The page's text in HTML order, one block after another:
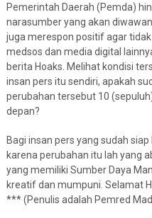
Pemerintah Daerah (Pemda)
narasumber yang akan
juga merespon positif agar
medsos dan media digital
berita Hoaks. Melihat kondisi
insan pers itu sendiri, apakah
perubahan tersebut 10
depan?
Bagi insan pers yang sudah
karena perubahan itu lah yang
yang memiliki Sumber Daya
kreatif dan mumpuni. Selamat
*** (Penulis adalah Pemred